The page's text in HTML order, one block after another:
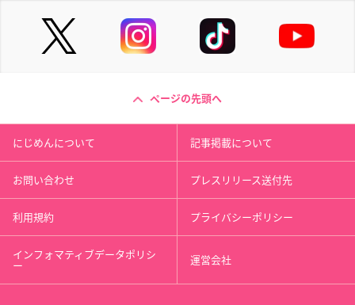
ページの先頭へ
にじめんについて 記事掲載について
お問い合わせ プレスリリース送付先
利用規約 プライバシーポリシー
インフォマティブデータポリシ
ー 運営会社